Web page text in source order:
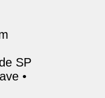
SP
•